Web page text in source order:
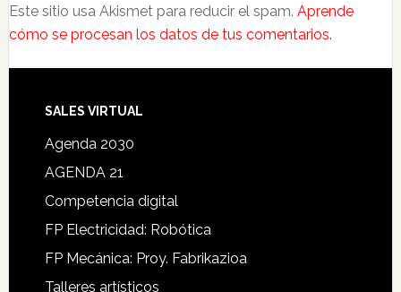
Este sitio usa Akismet para reducir el spam. Aprende
cómo se procesan los datos de tus comentarios.
SALES VIRTUAL
Agenda 2030
AGENDA 21
Competencia digital
FP Electricidad: Robótica
FP Mecánica: Proy. Fabrikazioa
Talleres artísticos